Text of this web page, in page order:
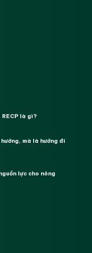
RECP là gì?
mà là hướng đi
lực cho nông